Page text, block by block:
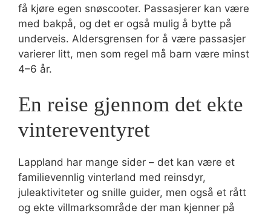
få kjøre egen snøscooter. Passasjerer kan være
med bakpå, og det er også mulig å bytte på
underveis. Aldersgrensen for å være passasjer
varierer litt, men som regel må barn være minst
4–6 år.
En reise gjennom det ekte
vintereventyret
Lappland har mange sider – det kan være et
familievennlig vinterland med reinsdyr,
juleaktiviteter og snille guider, men også et rått
og ekte villmarksområde der man kjenner på